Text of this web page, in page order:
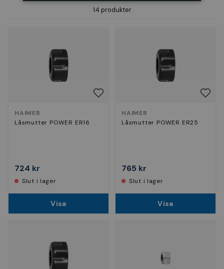
14 produkter
HAIMER
Låsmutter POWER ER16
724 kr
Slut i lager
Visa
HAIMER
Låsmutter POWER ER25
765 kr
Slut i lager
Visa